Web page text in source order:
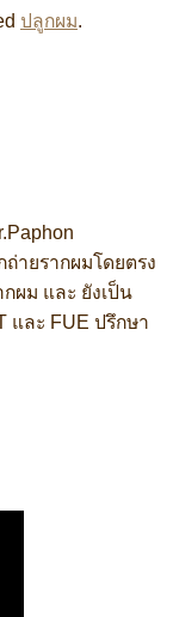
ปลูกผม.
ายรากผมโดยตรง
กผม และ ยังเป็น
และ FUE ปรึกษา